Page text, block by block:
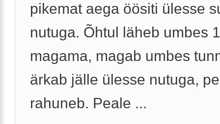
pikemat aega öösiti ülesse
nutuga. Õhtul läheb umbes
magama, magab umbes
ärkab jälle ülesse nutuga,
rahuneb. Peale ...